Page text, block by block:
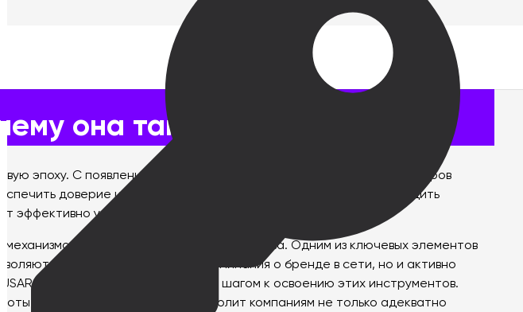
она так важна?
эпоху. С появлением социальных сетей и платформ онлайн-обзоров
доверие и лояльность клиентов. Цель этой статьи — обсудить
эффективно управлять своей репутацией.
работы цифрового пространства. Одним из ключевых элементов
не только отслеживать упоминания о бренде в сети, но и активно
может стать значительным шагом к освоению этих инструментов.
с отзывами клиентов, что позволит компаниям не только адекватно